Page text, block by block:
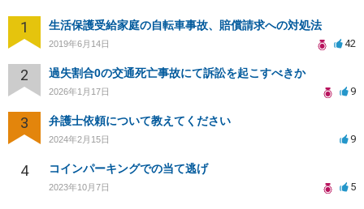
1 生活保護受給家庭の自転車事故、賠償請求への対処法
2019年6月14日 42
2 過失割合0の交通死亡事故にて訴訟を起こすべきか
2026年1月17日 9
3 弁護士依頼について教えてください
2024年2月15日 9
4 コインパーキングでの当て逃げ
2023年10月7日 5